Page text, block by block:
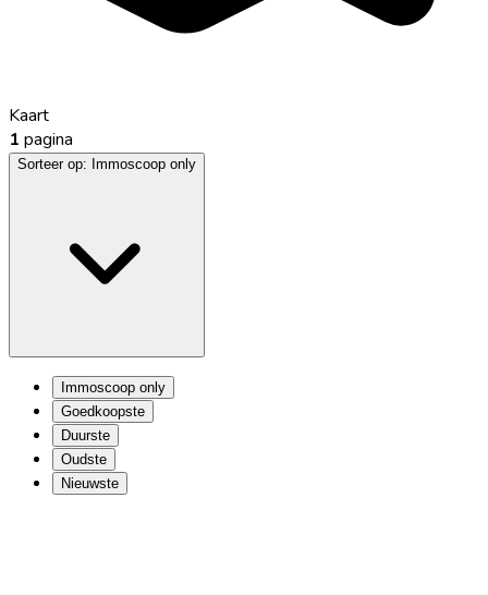
Kaart
1 pagina
Sorteer op: Immoscoop only
Immoscoop only
Goedkoopste
Duurste
Oudste
Nieuwste